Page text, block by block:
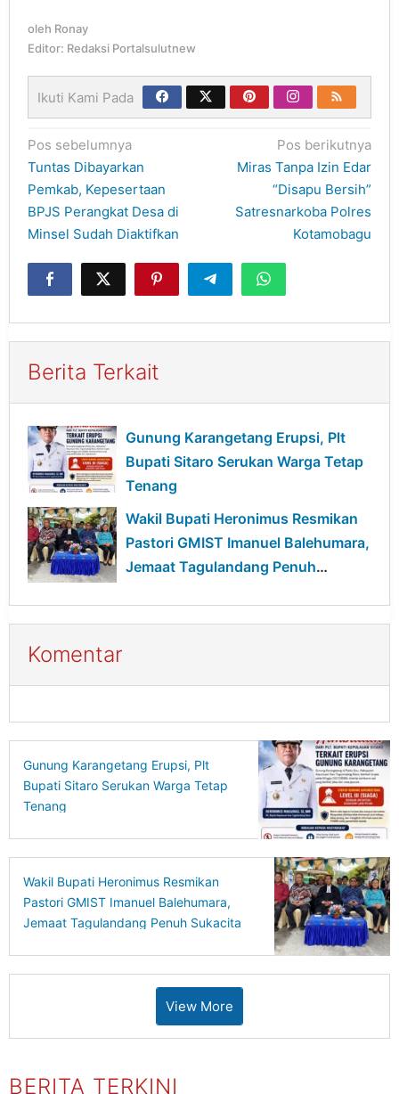
oleh Ronay
Editor: Redaksi Portalsulutnew
Ikuti Kami Pada
Navigasi
pos
Pos sebelumnya
Tuntas Dibayarkan
Pemkab, Kepesertaan
BPJS Perangkat Desa di
Minsel Sudah Diaktifkan
Pos berikutnya
Miras Tanpa Izin Edar
“Disapu Bersih”
Satresnarkoba Polres
Kotamobagu
Berita Terkait
Gunung Karangetang Erupsi, Plt
Bupati Sitaro Serukan Warga Tetap
Tenang
Wakil Bupati Heronimus Resmikan
Pastori GMIST Imanuel Balehumara,
Jemaat Tagulandang Penuh
Komentar
Gunung Karangetang Erupsi, Plt
Bupati Sitaro Serukan Warga Tetap
Tenang
Wakil Bupati Heronimus Resmikan
Pastori GMIST Imanuel Balehumara,
Jemaat Tagulandang Penuh Sukacita
View More
BERITA TERKINI